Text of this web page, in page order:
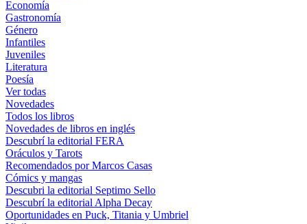
Economía
Gastronomía
Género
Infantiles
Juveniles
Literatura
Poesía
Ver todas
Novedades
Todos los libros
Novedades de libros en inglés
Descubrí la editorial FERA
Oráculos y Tarots
Recomendados por Marcos Casas
Cómics y mangas
Descubri la editorial Septimo Sello
Descubrí la editorial Alpha Decay
Oportunidades en Puck, Titania y Umbriel